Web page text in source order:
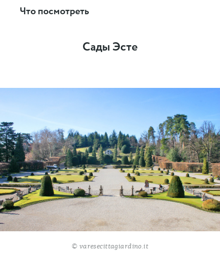
Что посмотреть
Сады Эсте
© varesecittagiardino.it